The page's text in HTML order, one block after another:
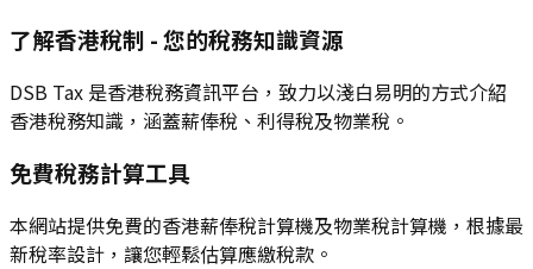
了解香港稅制 - 您的稅務知識資源
DSB Tax 是香港稅務資訊平台，致力以淺白易明的方式介紹
香港稅務知識，涵蓋薪俸稅、利得稅及物業稅。
免費稅務計算工具
本網站提供免費的香港薪俸稅計算機及物業稅計算機，根據最
新稅率設計，讓您輕鬆估算應繳稅款。